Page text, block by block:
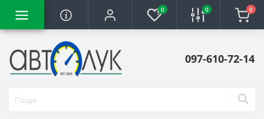
0 0 0
097-610-72-14